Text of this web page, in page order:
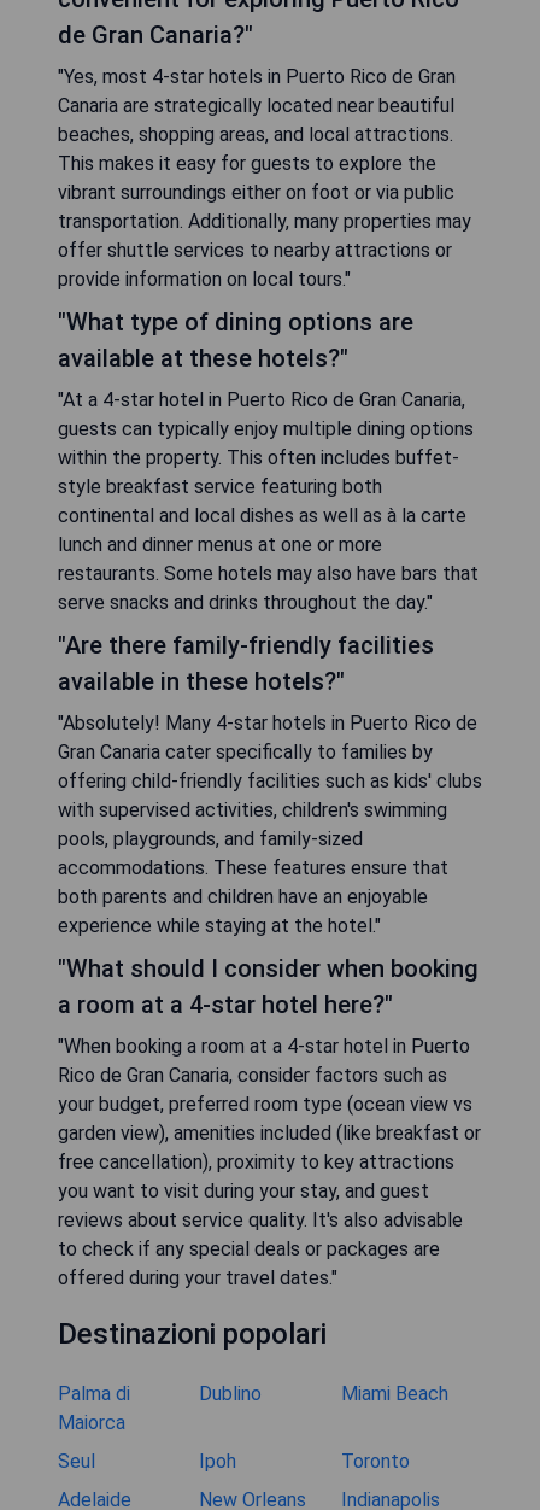
de Gran Canaria?"
"Yes, most 4-star hotels in Puerto Rico de Gran
Canaria are strategically located near beautiful
beaches, shopping areas, and local attractions.
This makes it easy for guests to explore the
vibrant surroundings either on foot or via public
transportation. Additionally, many properties may
offer shuttle services to nearby attractions or
provide information on local tours."
"What type of dining options are
available at these hotels?"
"At a 4-star hotel in Puerto Rico de Gran Canaria,
guests can typically enjoy multiple dining options
within the property. This often includes buffet-
style breakfast service featuring both
continental and local dishes as well as à la carte
lunch and dinner menus at one or more
restaurants. Some hotels may also have bars that
serve snacks and drinks throughout the day."
"Are there family-friendly facilities
available in these hotels?"
"Absolutely! Many 4-star hotels in Puerto Rico de
Gran Canaria cater specifically to families by
offering child-friendly facilities such as kids' clubs
with supervised activities, children's swimming
pools, playgrounds, and family-sized
accommodations. These features ensure that
both parents and children have an enjoyable
experience while staying at the hotel."
"What should I consider when booking
a room at a 4-star hotel here?"
"When booking a room at a 4-star hotel in Puerto
Rico de Gran Canaria, consider factors such as
your budget, preferred room type (ocean view vs
garden view), amenities included (like breakfast or
free cancellation), proximity to key attractions
you want to visit during your stay, and guest
reviews about service quality. It's also advisable
to check if any special deals or packages are
offered during your travel dates."
Destinazioni popolari
Palma di
Maiorca
Dublino Miami Beach
Seul Ipoh
Toronto
Adelaide
New Orleans Indianapolis